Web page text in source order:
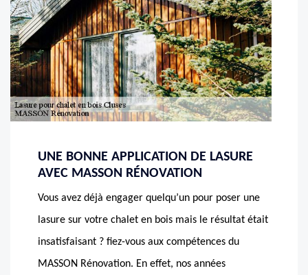
UNE BONNE APPLICATION DE LASURE
AVEC MASSON RÉNOVATION
Vous avez déjà engager quelqu’un pour poser une
lasure sur votre chalet en bois mais le résultat était
insatisfaisant ? fiez-vous aux compétences du
MASSON Rénovation. En effet, nos années